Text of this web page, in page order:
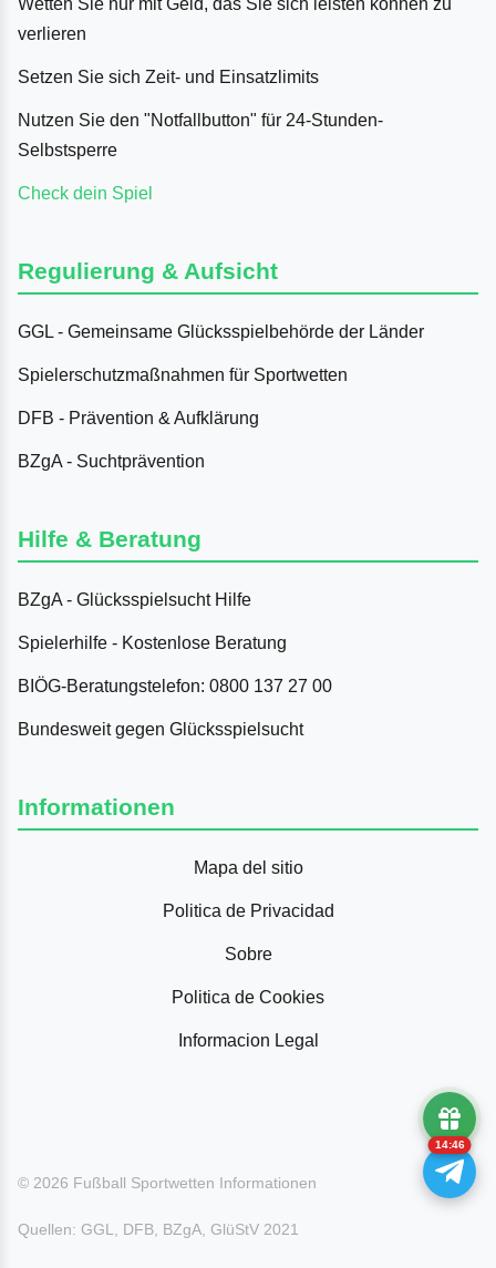
Wetten Sie nur mit Geld, das Sie sich leisten können zu
verlieren
Setzen Sie sich Zeit- und Einsatzlimits
Nutzen Sie den "Notfallbutton" für 24-Stunden-
Selbstsperre
Check dein Spiel
Regulierung & Aufsicht
GGL - Gemeinsame Glücksspielbehörde der Länder
Spielerschutzmaßnahmen für Sportwetten
DFB - Prävention & Aufklärung
BZgA - Suchtprävention
Hilfe & Beratung
BZgA - Glücksspielsucht Hilfe
Spielerhilfe - Kostenlose Beratung
BIÖG-Beratungstelefon: 0800 137 27 00
Bundesweit gegen Glücksspielsucht
Informationen
Mapa del sitio
Politica de Privacidad
Sobre
Politica de Cookies
Informacion Legal
© 2026 Fußball Sportwetten Informationen
Quellen: GGL, DFB, BZgA, GlüStV 2021
14:45